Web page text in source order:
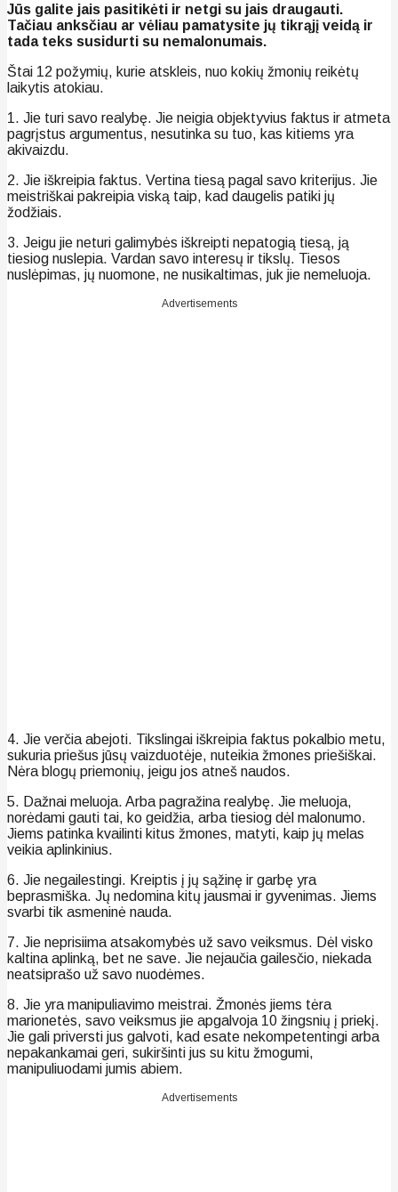
Jūs galite jais pasitikėti ir netgi su jais draugauti.
Tačiau anksčiau ar vėliau pamatysite jų tikrąjį veidą ir
tada teks susidurti su nemalonumais.
Štai 12 požymių, kurie atskleis, nuo kokių žmonių reikėtų
laikytis atokiau.
1. Jie turi savo realybę. Jie neigia objektyvius faktus ir atmeta
pagrįstus argumentus, nesutinka su tuo, kas kitiems yra
akivaizdu.
2. Jie iškreipia faktus. Vertina tiesą pagal savo kriterijus. Jie
meistriškai pakreipia viską taip, kad daugelis patiki jų
žodžiais.
3. Jeigu jie neturi galimybės iškreipti nepatogią tiesą, ją
tiesiog nuslepia. Vardan savo interesų ir tikslų. Tiesos
nuslėpimas, jų nuomone, ne nusikaltimas, juk jie nemeluoja.
Advertisements
4. Jie verčia abejoti. Tikslingai iškreipia faktus pokalbio metu,
sukuria priešus jūsų vaizduotėje, nuteikia žmones priešiškai.
Nėra blogų priemonių, jeigu jos atneš naudos.
5. Dažnai meluoja. Arba pagražina realybę. Jie meluoja,
norėdami gauti tai, ko geidžia, arba tiesiog dėl malonumo.
Jiems patinka kvailinti kitus žmones, matyti, kaip jų melas
veikia aplinkinius.
6. Jie negailestingi. Kreiptis į jų sąžinę ir garbę yra
beprasmiška. Jų nedomina kitų jausmai ir gyvenimas. Jiems
svarbi tik asmeninė nauda.
7. Jie neprisiima atsakomybės už savo veiksmus. Dėl visko
kaltina aplinką, bet ne save. Jie nejaučia gailesčio, niekada
neatsiprašo už savo nuodėmes.
8. Jie yra manipuliavimo meistrai. Žmonės jiems tėra
marionetės, savo veiksmus jie apgalvoja 10 žingsnių į priekį.
Jie gali priversti jus galvoti, kad esate nekompetentingi arba
nepakankamai geri, sukiršinti jus su kitu žmogumi,
manipuliuodami jumis abiem.
Advertisements